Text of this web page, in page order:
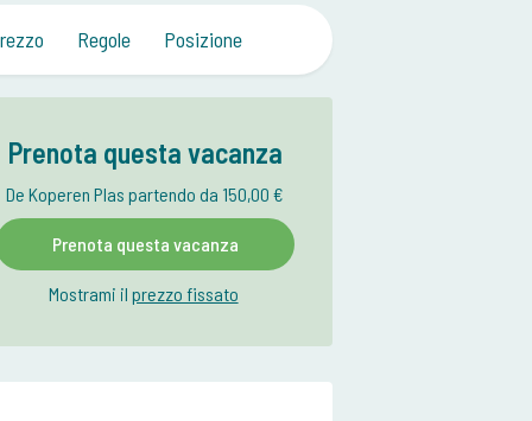
Regole Posizione
Prenota questa vacanza
De Koperen Plas partendo da 150,00 €
Prenota questa vacanza
Mostrami il prezzo fissato